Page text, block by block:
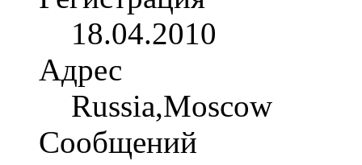
18.04.2010
Адрес
Russia,Moscow
Сообщений